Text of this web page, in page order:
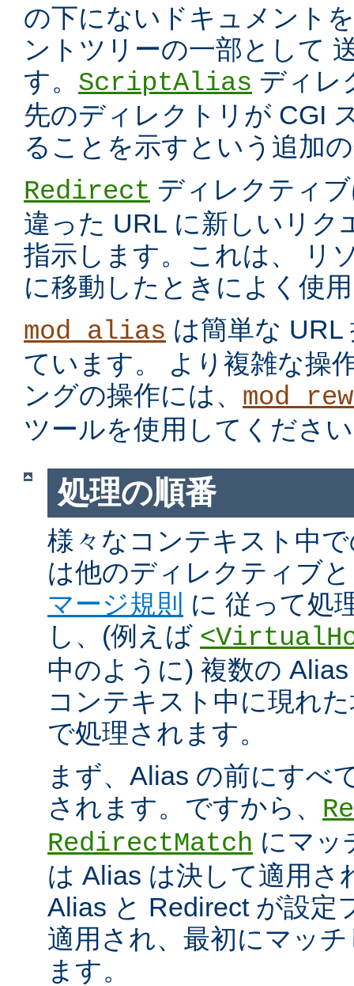
の下にないドキュメント
ントツリーの一部として
す。 ScriptAlias ディレ
先のディレクトリが CGI
ることを示すという追加
Redirect ディレクティ
違った URL に新しいリク
指示します。これは、 リ
に移動したときによく使
mod_alias は簡単な URL
ています。 より複雑な操
ングの操作には、
ツールを使用してくださ
処理の順番
様々なコンテキスト中
は他のディレクティブ
マージ規則 に 従って処
し、(例えば
中のように) 複数の
コンテキスト中に現れ
で処理されます。
まず、Alias の前にすべ
されます。ですから、
RedirectMatch にマッ
は Alias は決して適用さ
Alias と Redirect が設定
適用され、最初にマッ
ます。